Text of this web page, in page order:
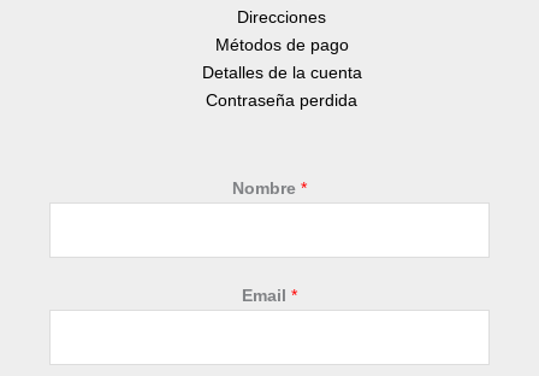
Direcciones
Métodos de pago
Detalles de la cuenta
Contraseña perdida
Nombre *
Email *